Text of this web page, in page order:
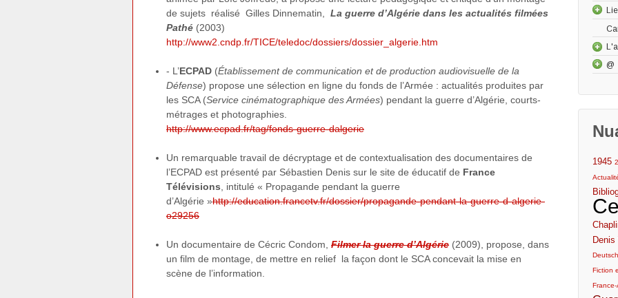
de sujets réalisé Gilles Dinnematin, La guerre d’Algérie dans les actualités filmées
Pathé (2003)
http://www2.cndp.fr/TICE/teledoc/dossiers/dossier_algerie.htm
- L’ECPAD (Établissement de communication et de production audiovisuelle de la
Défense) propose une sélection en ligne du fonds de l’Armée : actualités produites par
les SCA (Service cinématographique des Armées) pendant la guerre d’Algérie, courts-
métrages et photographies.
http://www.ecpad.fr/tag/fonds-guerre-dalgerie
Un remarquable travail de décryptage et de contextualisation des documentaires de
l’ECPAD est présenté par Sébastien Denis sur le site de éducatif de France
Télévisions , intitulé « Propagande pendant la guerre
d’Algérie »http://education.francetv.fr/dossier/propagande-pendant-la-guerre-d-algerie-
o29256
Un documentaire de Cécric Condom, Filmer la guerre d’Algérie (2009), propose, dans
un film de montage, de mettre en relief la façon dont le SCA concevait la mise en
scène de l’information.
@
1945
Fiction